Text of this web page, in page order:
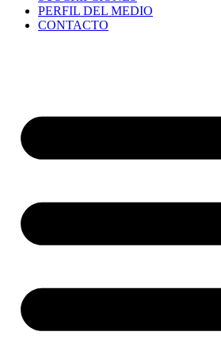
PERFIL DEL MEDIO
CONTACTO